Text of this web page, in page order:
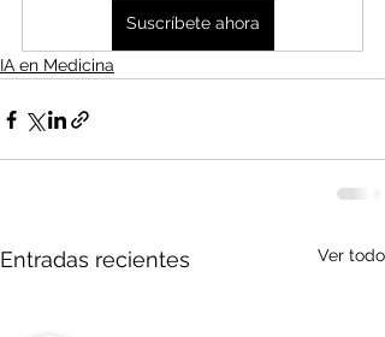
Suscríbete ahora
IA en Medicina
Entradas recientes Ver todo